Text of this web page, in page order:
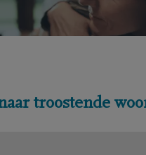
troostende